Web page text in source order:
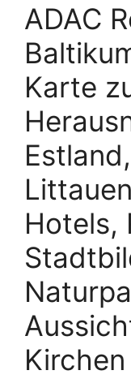
ADAC
Karte
Hotels,
Kirchen